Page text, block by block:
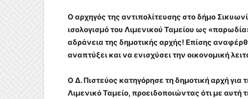
Ο αρχηγός της αντιπολίτευσης στο δήμο
ισολογισμό του Λιμενικού Ταμείου ως
αδράνεια της δημοτικής αρχής! Επίσης
αναπτύξει και να ενισχύσει την οικονομική
Ο Δ. Πιστεύος κατηγόρησε τη δημοτική αρχή για
Λιμενικό Ταμείο, προειδοποιώντας ότι με αυτή